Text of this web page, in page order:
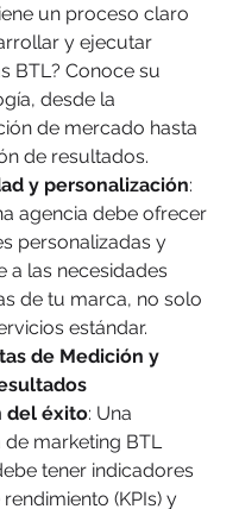
un proceso claro
y ejecutar
BTL? Conoce su
desde la
de mercado hasta
de resultados.
y personalización:
agencia debe ofrecer
personalizadas y
a las necesidades
de tu marca, no solo
estándar.
de Medición y
del éxito: Una
de marketing BTL
tener indicadores
(KPIs) y